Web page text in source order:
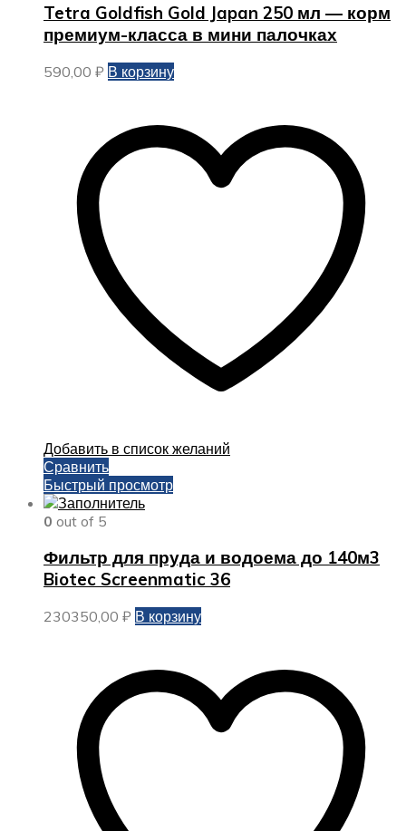
Tetra Goldfish Gold Japan 250 мл — корм
премиум-класса в мини палочках
590,00 ₽ В корзину
Добавить в список желаний
Сравнить
Быстрый просмотр
0 out of 5
Фильтр для пруда и водоема до 140м3
Biotec Screenmatic 36
230350,00 ₽ В корзину